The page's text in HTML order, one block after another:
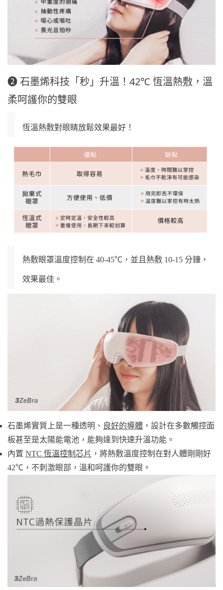
❷ 石墨烯科技「秒」升溫！42℃ 恆溫熱敷，溫
柔呵護你的雙眼
恆溫熱敷對眼睛放鬆效果最好！
熱敷眼罩溫度控制在 40-45℃，並且熱敷 10-15 分鐘，
效果最佳。
石墨烯實質上是一種透明、 良好的導體 ，設計在多數觸控面
板甚至是太陽能電池，能夠達到快速升溫功能。
內置 NTC 恆溫控制芯片 ，將熱敷溫度控制在對人體剛剛好
42℃，不刺激眼部，溫和呵護你的雙眼。